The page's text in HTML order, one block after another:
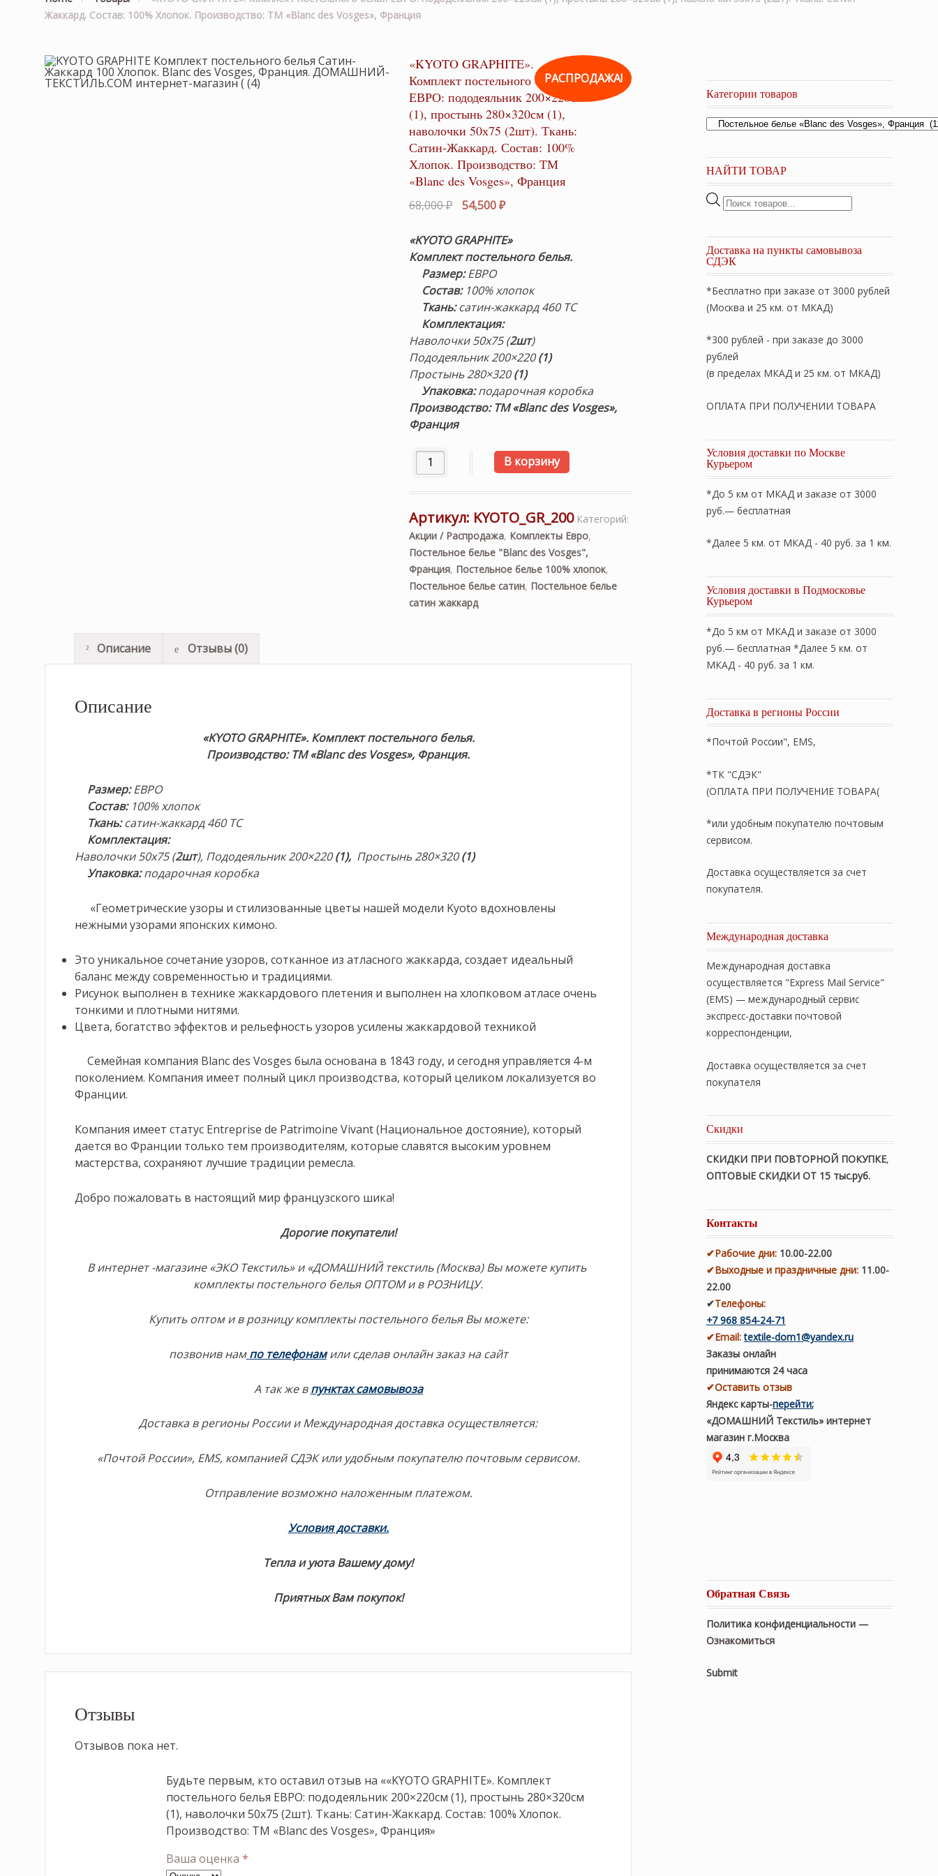
Жаккард. Состав: 100% Хлопок. Производство: ТМ «Blanc des Vosges», Франция
РАСПРОДАЖА!
«KYOTO GRAPHITE».
Комплект постельного белья
ЕВРО: пододеяльник 200×220см
(1), простынь 280×320см (1),
наволочки 50х75 (2шт). Ткань:
Сатин-Жаккард. Состав: 100%
Хлопок. Производство: ТМ
«Blanc des Vosges», Франция
68,000₽
Первоначальная
составляла
68,000 ₽.
54,500₽Текущая
54,500 ₽.
«KYOTO GRAPHITE»
Комплектпостельного белья.
Размер:ЕВРО
Состав: 100% хлопок
Ткань:сатин-жаккард 460 TC
Комплектация:
Наволочки 50х75 (2шт)
Пододеяльник 200×220(1)
Простынь 280×320(1)
Упаковка:подарочная коробка
Производство: ТМ «Blanc des Vosges»,
Франция
Количество товара «KYOTO GRAPHITE». Комплект постельного белья ЕВРО: пододеяльник
В корзину
Артикул: KYOTO_GR_200 Категорий:
Акции / Распродажа, Комплекты Евро,
Постельное белье "Blanc des Vosges",
Франция, Постельное белье 100% хлопок,
Постельное белье сатин, Постельное белье
сатин жаккард
Описание Отзывы (0)
Описание
«KYOTO GRAPHITE». Комплект постельного белья.
Производство: ТМ «Blanc des Vosges», Франция.
Размер:ЕВРО
Состав: 100% хлопок
Ткань:сатин-жаккард 460 TC
Комплектация:
Наволочки 50х75 (2шт), Пододеяльник 200×220(1), Простынь 280×320(1)
Упаковка:подарочная коробка
«Геометрические узоры и стилизованные цветы нашей модели Kyoto вдохновлены
нежными узорами японских кимоно.
Это уникальное сочетание узоров, сотканное из атласного жаккарда, создает идеальный
баланс между современностью и традициями.
Рисунок выполнен в технике жаккардового плетения и выполнен на хлопковом атласе очень
тонкими и плотными нитями.
Цвета, богатство эффектов и рельефность узоров усилены жаккардовой техникой
Семейная компания Blanc des Vosges была основана в 1843 году, и сегодня управляется 4-м
поколением. Компания имеет полный цикл производства, который целиком локализуется во
Франции.
Компания имеет статус Entreprise de Patrimoine Vivant (Национальное достояние), который
дается во Франции только тем производителям, которые славятся высоким уровнем
мастерства, сохраняют лучшие традиции ремесла.
Добро пожаловать в настоящий мир французского шика!
Дорогие покупатели!
В интернет -магазине «ЭКО Текстиль» и «ДОМАШНИЙ текстиль (Москва) Вы можете купить
комплекты постельного белья ОПТОМ и в РОЗНИЦУ.
Купить оптом и в розницу комплекты постельного белья Вы можете:
позвонив нам по телефонам или сделав онлайн заказ на сайт
А так же в пунктах самовывоза
Доставка в регионы России и Международная доставка осуществляется:
«Почтой России», EMS, компанией СДЭК или удобным покупателю почтовым сервисом.
Отправление возможно наложенным платежом.
Условия доставки.
Тепла и уюта Вашему дому!
Приятных Вам покупок!
Отзывы
Отзывов пока нет.
Будьте первым, кто оставил отзыв на ««KYOTO GRAPHITE». Комплект
постельного белья ЕВРО: пододеяльник 200×220см (1), простынь 280×320см
(1), наволочки 50х75 (2шт). Ткань: Сатин-Жаккард. Состав: 100% Хлопок.
Производство: ТМ «Blanc des Vosges», Франция»
Ваша оценка *
Категории товаров
НАЙТИ ТОВАР
Поиск
Доставка на пункты самовывоза
СДЭК
*Бесплатно при заказе от 3000 рублей
(Москва и 25 км. от МКАД)
*300 рублей - при заказе до 3000
рублей
(в пределах МКАД и 25 км. от МКАД)
ОПЛАТА ПРИ ПОЛУЧЕНИИ ТОВАРА
Условия доставки по Москве
Курьером
*До 5 км от МКАД и заказе от 3000
руб.— бесплатная
*Далее 5 км. от МКАД - 40 руб. за 1 км.
Условия доставки в Подмосковье
Курьером
*До 5 км от МКАД и заказе от 3000
руб.— бесплатная *Далее 5 км. от
МКАД - 40 руб. за 1 км.
Доставка в регионы России
*Почтой России", EMS,
*ТК "СДЭК"
(ОПЛАТА ПРИ ПОЛУЧЕНИЕ ТОВАРА(
*или удобным покупателю почтовым
сервисом.
Доставка осуществляется за счет
покупателя.
Международная доставка
Международная доставка
осуществляется "Express Mail Service"
(EMS) — международный сервис
экспресс-доставки почтовой
корреспонденции,
Доставка осуществляется за счет
покупателя
Скидки
СКИДКИ ПРИ ПОВТОРНОЙ ПОКУПКЕ,
ОПТОВЫЕ СКИДКИ ОТ 15 тыс.руб.
Контакты
✔Рабочие дни: 10.00-22.00
✔Выходные и праздничные дни:11.00-
22.00
✔Телефоны:
+7 968 854-24-71
✔Email: textile-dom1@yandex.ru
Заказы онлайн
принимаются 24 часа
✔Оставить отзыв
Яндекс карты-перейти;
«ДОМАШНИЙ Текстиль» интернет
магазин г.Москва
Обратная Связь
Политика конфиденциальности —
Ознакомиться
Submit